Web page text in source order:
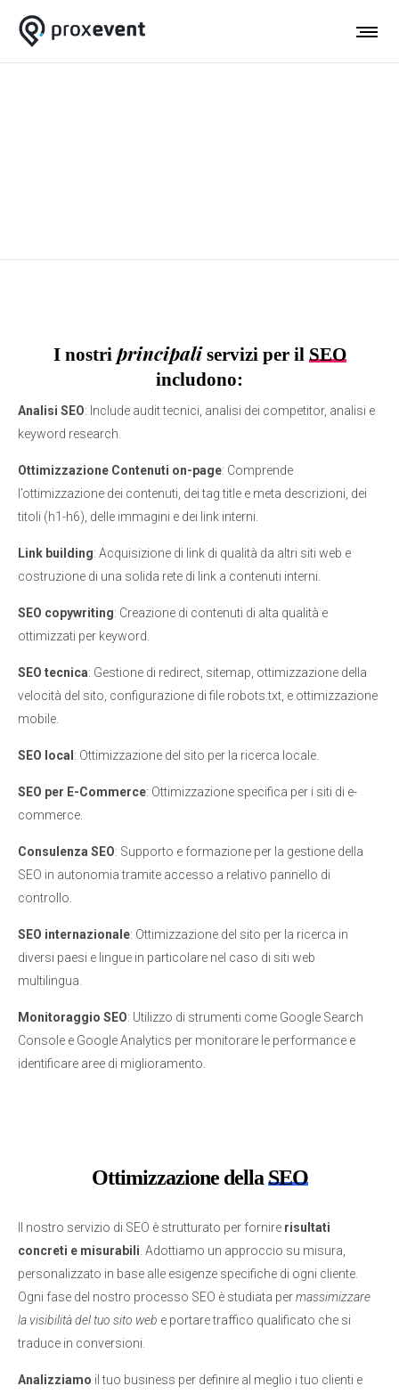
I nostri principaliservizi per il SEO
includono:
Analisi SEO: Include audit tecnici, analisi dei competitor, analisi e
keyword research.
Ottimizzazione Contenuti on-page: Comprende
l’ottimizzazione dei contenuti, dei tag title e meta descrizioni, dei
titoli (h1-h6), delle immagini e dei link interni.
Link building: Acquisizione di link di qualità da altri siti web e
costruzione di una solida rete di link a contenuti interni.
SEO copywriting: Creazione di contenuti di alta qualità e
ottimizzati per keyword.
SEO tecnica: Gestione di redirect, sitemap, ottimizzazione della
velocità del sito, configurazione di file robots.txt, e ottimizzazione
mobile.
SEO local : Ottimizzazione del sito per la ricerca locale.
SEO per E-Commerce: Ottimizzazione specifica per i siti di e-
commerce.
Consulenza SEO: Supporto e formazione per la gestione della
SEO in autonomia tramite accesso a relativo pannello di
controllo.
SEO internazionale: Ottimizzazione del sito per la ricerca in
diversi paesi e lingue in particolare nel caso di siti web
multilingua.
Monitoraggio SEO: Utilizzo di strumenti come Google Search
Console e Google Analytics per monitorare le performance e
identificare aree di miglioramento.
Ottimizzazione dellaSEO
Il nostro servizio di SEO è strutturato per fornire risultati
concreti e misurabili . Adottiamo un approccio su misura,
personalizzato in base alle esigenze specifiche di ogni cliente.
Ogni fase del nostro processo SEO è studiata permassimizzare
la visibilità del tuo sito web e portare traffico qualificato che si
traduce in conversioni.
Analizziamo il tuo business per definire al meglio i tuo clienti e